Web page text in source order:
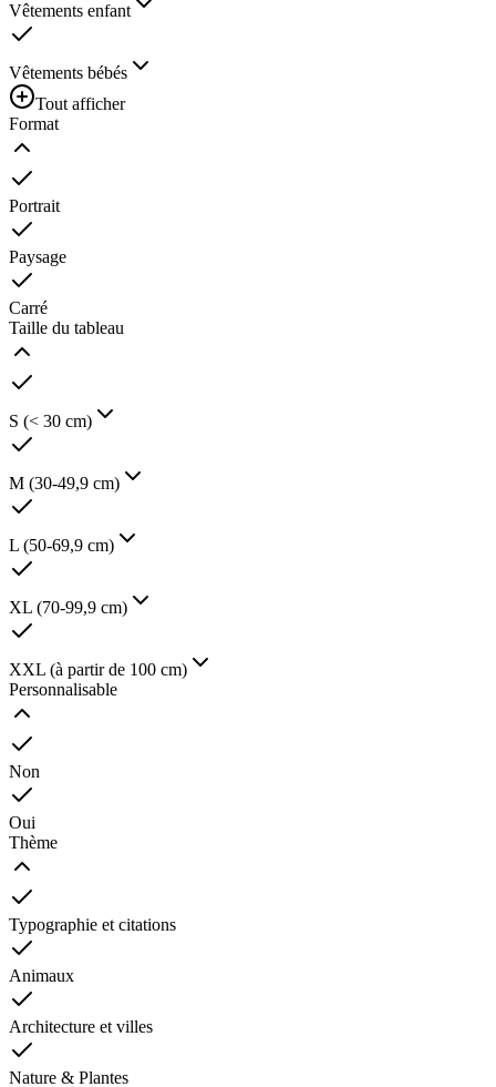
Vêtements enfant
Vêtements bébés
Tout afficher
Format
Portrait
Paysage
Carré
Taille du tableau
S (< 30 cm)
M (30-49,9 cm)
L (50-69,9 cm)
XL (70-99,9 cm)
XXL (à partir de 100 cm)
Personnalisable
Non
Oui
Thème
Typographie et citations
Animaux
Architecture et villes
Nature & Plantes